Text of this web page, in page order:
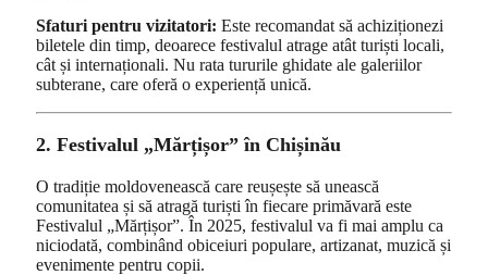
Sfaturi pentru vizitatori: Este recomandat să achiziționezi
biletele din timp, deoarece festivalul atrage atât turiști locali,
cât și internaționali. Nu rata tururile ghidate ale galeriilor
subterane, care oferă o experiență unică.
2. Festivalul „Mărțișor” în Chișinău
O tradiție moldovenească care reușește să unească
comunitatea și să atragă turiști în fiecare primăvară este
Festivalul „Mărțișor”. În 2025, festivalul va fi mai amplu ca
niciodată, combinând obiceiuri populare, artizanat, muzică și
evenimente pentru copii.